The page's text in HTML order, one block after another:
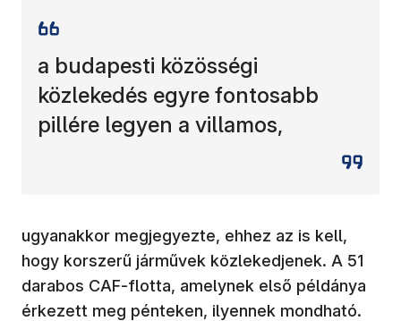
a budapesti közösségi
közlekedés egyre fontosabb
pillére legyen a villamos,
ugyanakkor megjegyezte, ehhez az is kell,
hogy korszerű járművek közlekedjenek. A 51
darabos CAF-flotta, amelynek első példánya
érkezett meg pénteken, ilyennek mondható.